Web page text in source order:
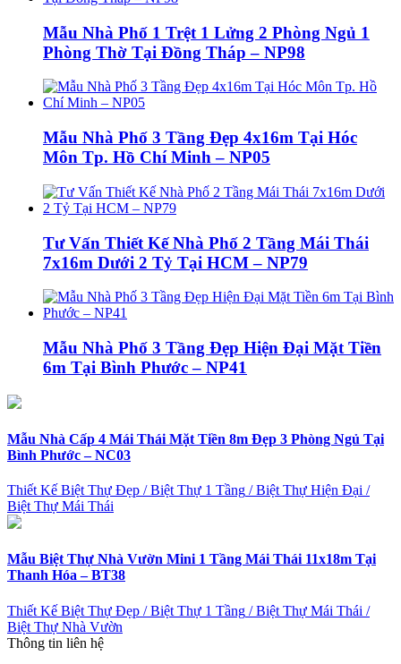
Mẫu Nhà Phố 1 Trệt 1 Lửng 2 Phòng Ngủ 1
Phòng Thờ Tại Đồng Tháp – NP98
Mẫu Nhà Phố 3 Tầng Đẹp 4x16m Tại Hóc
Môn Tp. Hồ Chí Minh – NP05
Tư Vấn Thiết Kế Nhà Phố 2 Tầng Mái Thái
7x16m Dưới 2 Tỷ Tại HCM – NP79
Mẫu Nhà Phố 3 Tầng Đẹp Hiện Đại Mặt Tiền
6m Tại Bình Phước – NP41
Mẫu Nhà Cấp 4 Mái Thái Mặt Tiền 8m Đẹp 3 Phòng Ngủ Tại
Bình Phước – NC03
Thiết Kế Biệt Thự Đẹp /Biệt Thự 1 Tầng /Biệt Thự Hiện Đại /
Biệt Thự Mái Thái
Mẫu Biệt Thự Nhà Vườn Mini 1 Tầng Mái Thái 11x18m Tại
Thanh Hóa – BT38
Thiết Kế Biệt Thự Đẹp /Biệt Thự 1 Tầng /Biệt Thự Mái Thái /
Biệt Thự Nhà Vườn
Thông tin liên hệ